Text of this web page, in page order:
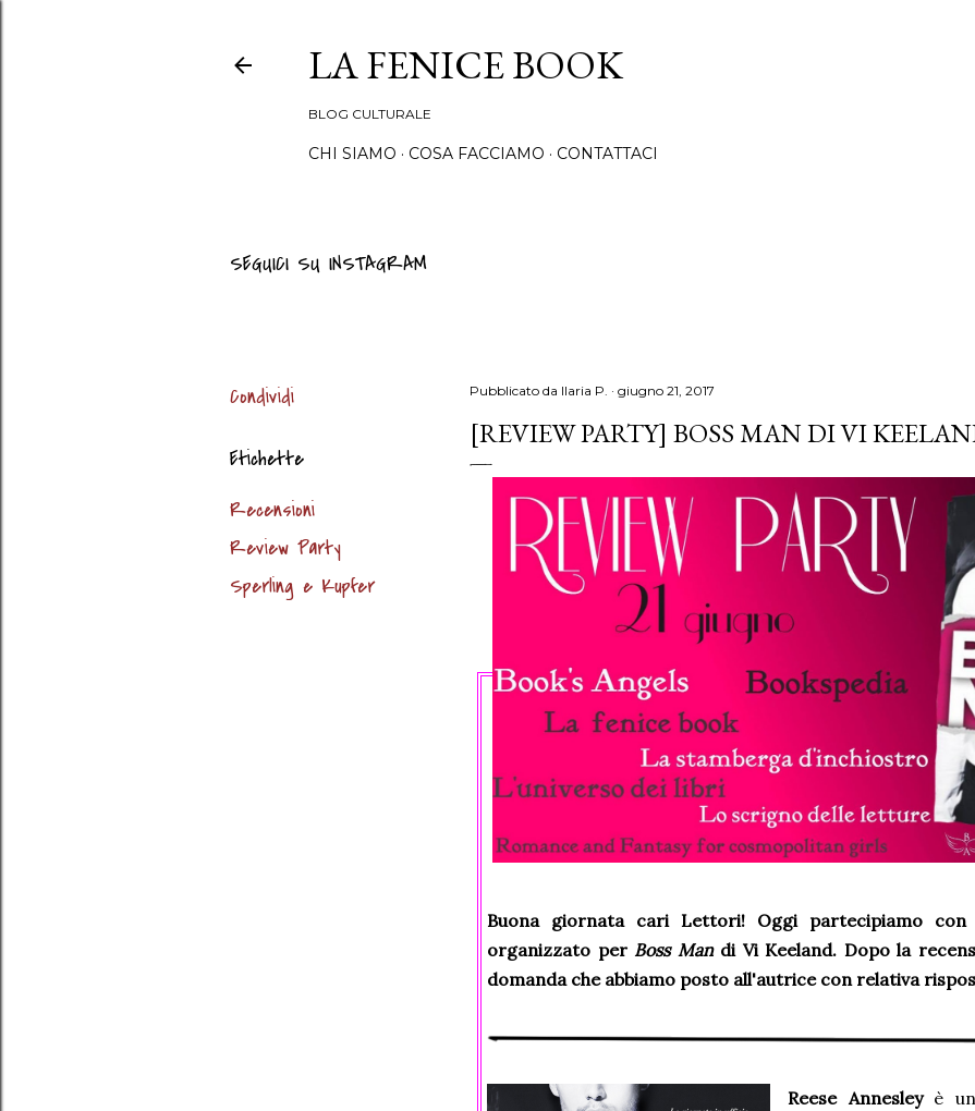
LA FENICE BOOK
BLOG CULTURALE
CHI SIAMO COSA FACCIAMO CONTATTACI
SEGUICI SU INSTAGRAM
Condividi
Etichette
Recensioni
Review Party
Sperling e Kupfer
Pubblicato da Ilaria P. giugno 21, 2017
[REVIEW PARTY] BOSS MAN DI VI
Buona giornata cari Lettori! Oggi partecipiamo con
organizzato per Boss Man di Vi Keeland. Dopo la
domanda che abbiamo posto all'autrice con relativa
Reese Annesley è